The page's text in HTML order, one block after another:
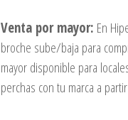
Venta por mayor: En
broche sube/baja para
mayor disponible para
perchas con tu marca a